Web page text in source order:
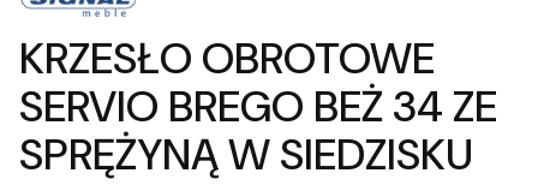
KRZESŁO OBROTOWE
SERVIO BREGO BEŻ 34 ZE
SPRĘŻYNĄ W SIEDZISKU